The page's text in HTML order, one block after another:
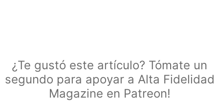
¿Te gustó este artículo? Tómate un
segundo para apoyar a Alta Fidelidad
Magazine en Patreon!